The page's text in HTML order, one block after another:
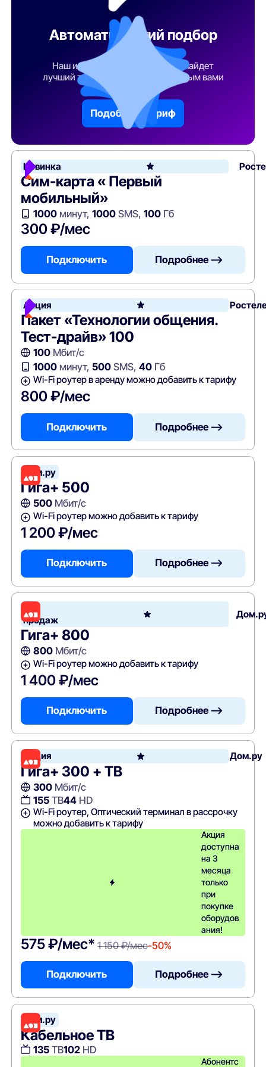
Автоматический подбор
тарифа
Наш искусственный интеллект найдет
лучший тарифный план по указанным вами
Подобрать тариф
Новинка
Сим-карта « Первый
мобильный»
1000минут, 1000SMS, 100Гб
300 ₽/мес
Подключить Подробнее —>
Акция
Пакет «Технологии общения.
Тест-драйв» 100
100Мбит/с
1000минут, 500SMS, 40Гб
Wi-Fi роутер в аренду можно добавить к тарифу
800 ₽/мес
Подключить Подробнее —>
Дом.ру
Гига+ 500
500Мбит/с
Wi-Fi роутер можно добавить к тарифу
1 200 ₽/мес
Подключить Подробнее —>
Хит
продаж
Гига+ 800
800Мбит/с
Wi-Fi роутер можно добавить к тарифу
1 400 ₽/мес
Подключить Подробнее —>
Акция Дом.ру
Гига+ 300 + ТВ
300Мбит/с
155ТВ44HD
Wi-Fi роутер, Оптический терминал в рассрочку
можно добавить к тарифу
Акция
доступна
на 3
месяца
только
при
покупке
оборудов
ания!
575 ₽/мес* 1 150 ₽/мес-50%
Подключить Подробнее —>
Дом.ру
Кабельное ТВ
135ТВ102HD
Абонентс